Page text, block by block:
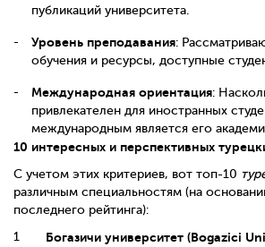
публикаций университета.
Уровень преподавания:
обучения и ресурсы, доступные
Международная ориентация:
привлекателен для иностранных
международным является его
10 интересных и перспективных
С учетом этих критериев, вот топ-10
различным специальностям (на
последнего рейтинга):
Богазичи университет (Bogazici